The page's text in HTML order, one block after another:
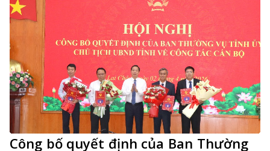
Công bố quyết định của Ban Thường